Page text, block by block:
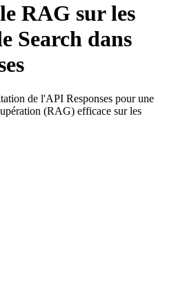
RAG sur les
Search dans
de l'API Responses pour une
(RAG) efficace sur les